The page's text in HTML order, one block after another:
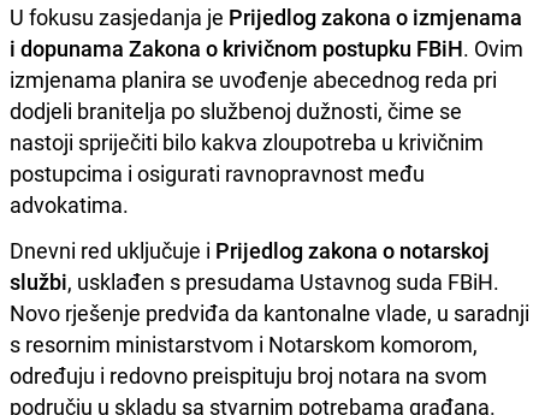
U fokusu zasjedanja je Prijedlog zakona o izmjenama
i dopunama Zakona o krivičnom postupku FBiH. Ovim
izmjenama planira se uvođenje abecednog reda pri
dodjeli branitelja po službenoj dužnosti, čime se
nastoji spriječiti bilo kakva zloupotreba u krivičnim
postupcima i osigurati ravnopravnost među
advokatima.
Dnevni red uključuje i Prijedlog zakona o notarskoj
službi, usklađen s presudama Ustavnog suda FBiH.
Novo rješenje predviđa da kantonalne vlade, u saradnji
s resornim ministarstvom i Notarskom komorom,
određuju i redovno preispituju broj notara na svom
području u skladu sa stvarnim potrebama građana.